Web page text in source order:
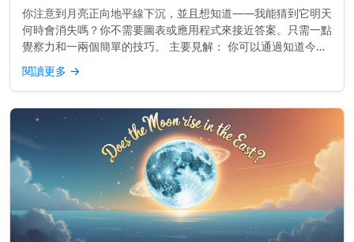
你注意到月亮正向地平線下沉，並且想知道——我能猜到它明天
何時會消失嗎？你不需要圖表或應用程式來接近答案。只需一點
覺察力和一兩個簡單的技巧。 主要見解： 你可以通過知道今天
的月落時間，並減去大約50分鐘來估算明天的月落時間。 月亮
的每日漂移 ...
閱讀更多 →